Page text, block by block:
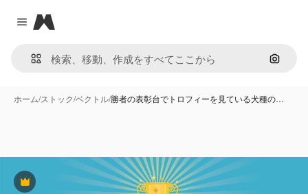
Close menu
Magnific
画像で
ホーム/ストック/ベクトル/勝者の表彰台でトロフィーを見ている犬種の…
Premium